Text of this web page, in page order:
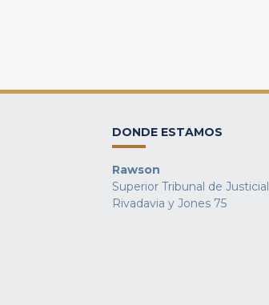
DONDE ESTAMOS
Rawson
Superior Tribunal de Justicial
Rivadavia y Jones 75